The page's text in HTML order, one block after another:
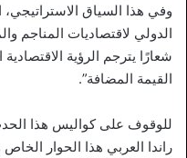
وفي هذا السياق
الدولي لاقتصاديات المناجم
شعارًا يترجم الرؤية
القيمة المضافة”.
للوقوف على كواليس هذا
راندا العربي هذا الحوار